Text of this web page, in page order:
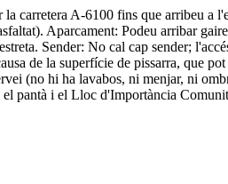
carretera A-6100 fins que arribeu a
Aparcament: Podeu arribar
Sender: No cal cap sender;
de la superfície de pissarra, que
(no hi ha lavabos, ni menjar, ni
pantà i el Lloc d'Importància